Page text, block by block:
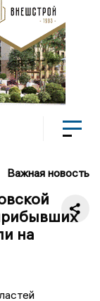
Важная новость
на